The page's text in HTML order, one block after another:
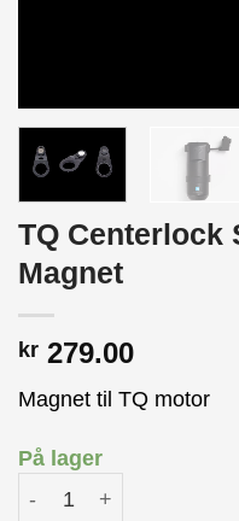
TQ Centerlock
Magnet
kr 279.00
Magnet til TQ motor
På lager